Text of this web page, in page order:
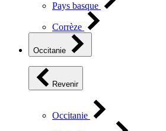
Pays basque
Corrèze
Occitanie
Revenir
Occitanie